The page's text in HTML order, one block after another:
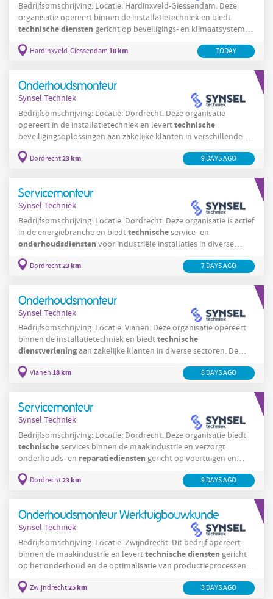
Bedrijfsomschrijving: Locatie: Hardinxveld-Giessendam. Deze
organisatie opereert binnen de installatietechniek en biedt
technischediensten gericht op beveiligings- en klimaatsystemen
gebied van installatie, onderhoud en beheer van
technische
en collegiale
Hardinxveld-Giessendam 10 km TODAY
Onderhoudsmonteur
Synsel Techniek
Bedrijfsomschrijving: Locatie: Dordrecht. Deze organisatie
opereert in de installatietechniek en leverttechnische
beveiligingsoplossingen aan zakelijke klanten in verschillende
sectoren. Het team in Dordrecht richt zich op het ontwerp, de
installatie en het onderhoud van beveiligingssystemen en de
storingsdienstverlening
Dordrecht23 km 9 DAYS AGO
Servicemonteur
Synsel Techniek
Bedrijfsomschrijving: Locatie: Dordrecht. Deze organisatie is actief
in de energiebranche en biedttechnischeservice- en
onderhoudsdiensten voor industriële installaties in diverse
sectoren zoals de maakindustrie en procesindustrie. Het team in
Dordrecht richt zich op het waarborgen van continuïteit van
revisies en
Dordrecht23 km 7 DAYS AGO
Onderhoudsmonteur
Synsel Techniek
Bedrijfsomschrijving: Locatie: Vianen. Deze organisatie opereert
binnen de installatietechniek en biedttechnische
dienstverleningaan zakelijke klanten in diverse sectoren. De
servicewerkzaamheden uit aan verwarmings- en aanverwante
onderhoud en reparaties. De medewerkers
Vianen 18 km 8 DAYS AGO
Servicemonteur
Synsel Techniek
Bedrijfsomschrijving: Locatie: Dordrecht. Deze organisatie biedt
technischeservices binnen de maakindustrie en verzorgt
onderhouds- en reparatiediensten gericht op voertuigen en
particuliere als zakelijke klanten en streeft naar betrouwbare en
verzorgen. Medewerkers krijgen
Dordrecht23 km 9 DAYS AGO
Onderhoudsmonteur Werktuigbouwkunde
Synsel Techniek
Bedrijfsomschrijving: Locatie: Zwijndrecht. Dit bedrijf opereert
binnen de maakindustrie en leverttechnischediensten gericht
op het onderhoud en de optimalisatie van productieprocessen.
in voor de betrouwbaarheid en continuïteit van installaties in
Zwijndrecht25 km 3 DAYS AGO